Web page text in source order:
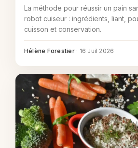
La méthode pour réussir un pain
robot cuiseur : ingrédients, liant,
cuisson et conservation.
Hélène Forestier · 16 Juil 2026